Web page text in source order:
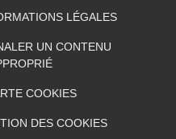
LÉGALES
UN CONTENU
COOKIES
DES COOKIES